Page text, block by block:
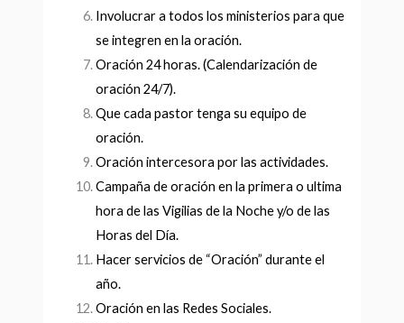
Involucrar a todos los ministerios para que
se integren en la oración.
Oración 24 horas. (Calendarización de
oración 24/7).
Que cada pastor tenga su equipo de
oración.
Oración intercesora por las actividades.
Campaña de oración en la primera o ultima
hora de las Vigilias de la Noche y/o de las
Horas del Día.
Hacer servicios de “Oración” durante el
año.
Oración en las Redes Sociales.